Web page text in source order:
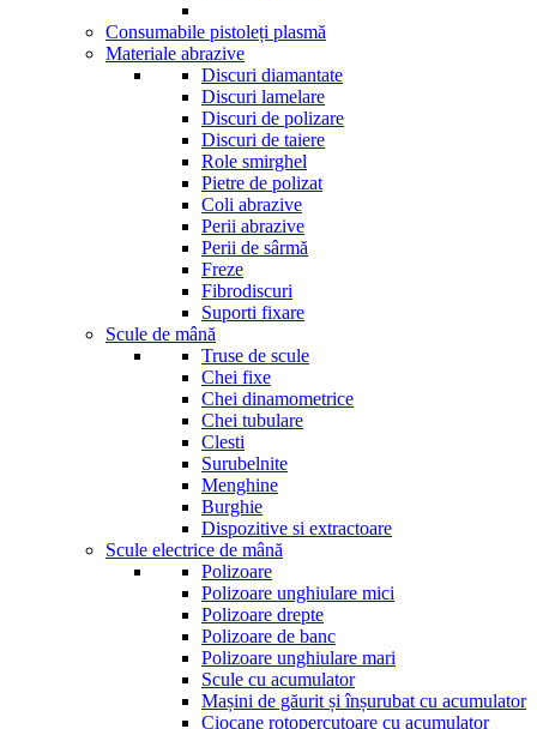
Consumabile pistoleți plasmă
Materiale abrazive
Discuri diamantate
Discuri lamelare
Discuri de polizare
Discuri de taiere
Role smirghel
Pietre de polizat
Coli abrazive
Perii abrazive
Perii de sârmă
Freze
Fibrodiscuri
Suporti fixare
Scule de mână
Truse de scule
Chei fixe
Chei dinamometrice
Chei tubulare
Clesti
Surubelnite
Menghine
Burghie
Dispozitive si extractoare
Scule electrice de mână
Polizoare
Polizoare unghiulare mici
Polizoare drepte
Polizoare de banc
Polizoare unghiulare mari
Scule cu acumulator
Mașini de găurit și înșurubat cu acumulator
Ciocane rotopercutoare cu acumulator